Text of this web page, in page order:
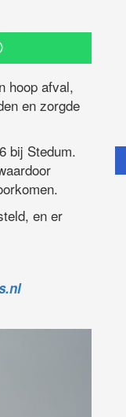
hoop afval,
en zorgde
bij Stedum.
en er